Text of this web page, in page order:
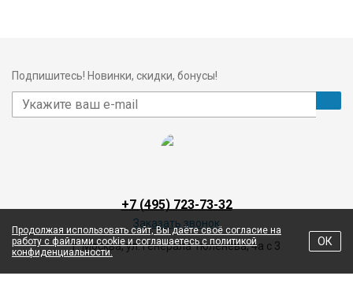
Подпишитесь! Новинки, скидки, бонусы!
+7 (495) 723-73-32
Заказать звонок
г. Москва, ул. Генерала Тюленева, 4а с 3
Продолжая использовать сайт, Вы даёте своё согласие на
работу с файлами cookie и соглашаетесь с политикой
конфиденциальности.
ОК